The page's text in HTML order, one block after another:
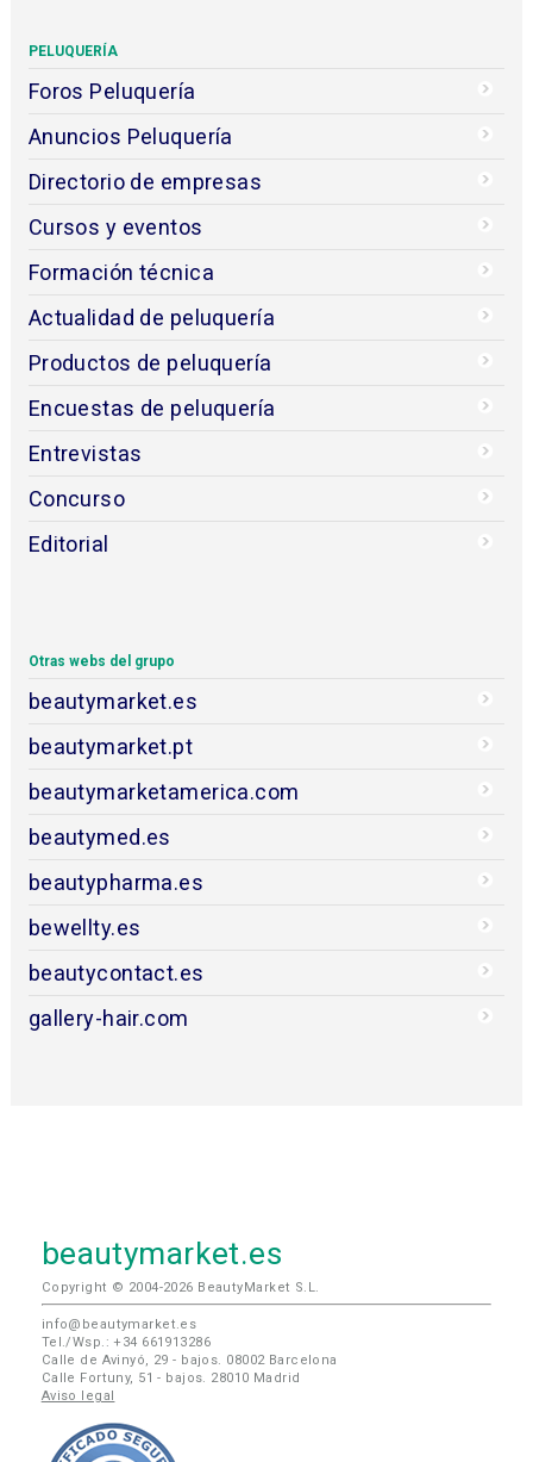
PELUQUERÍA
Foros Peluquería
Anuncios Peluquería
Directorio de empresas
Cursos y eventos
Formación técnica
Actualidad de peluquería
Productos de peluquería
Encuestas de peluquería
Entrevistas
Concurso
Editorial
Otras webs del grupo
beautymarket.es
beautymarket.pt
beautymarketamerica.com
beautymed.es
beautypharma.es
bewellty.es
beautycontact.es
gallery-hair.com
beautymarket.es
Copyright © 2004-2026 BeautyMarket S.L.
info@beautymarket.es
Tel./Wsp.: +34 661913286
Calle de Avinyó, 29 - bajos. 08002 Barcelona
Calle Fortuny, 51 - bajos. 28010 Madrid
Aviso legal